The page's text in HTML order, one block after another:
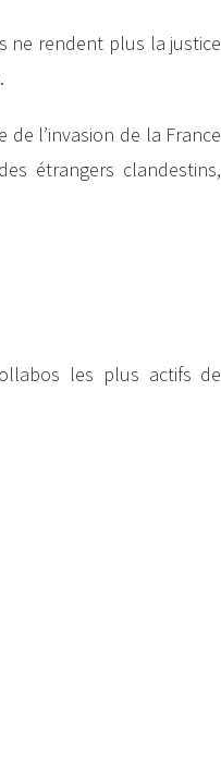
ne rendent plus la justice
de l’invasion de la France
étrangers clandestins,
les plus actifs de